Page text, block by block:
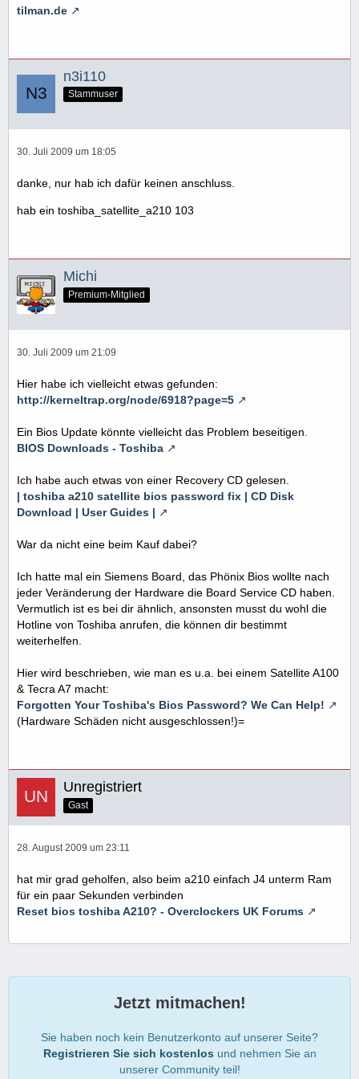
tilman.de
n3i110
Stammuser
30. Juli 2009 um 18:05
danke, nur hab ich dafür keinen anschluss.
hab ein toshiba_satellite_a210 103
Michi
Premium-Mitglied
30. Juli 2009 um 21:09
Hier habe ich vielleicht etwas gefunden:
http://kerneltrap.org/node/6918?page=5
Ein Bios Update könnte vielleicht das Problem beseitigen.
BIOS Downloads - Toshiba
Ich habe auch etwas von einer Recovery CD gelesen.
| toshiba a210 satellite bios password fix | CD Disk
Download | User Guides |
War da nicht eine beim Kauf dabei?
Ich hatte mal ein Siemens Board, das Phönix Bios wollte nach
jeder Veränderung der Hardware die Board Service CD haben.
Vermutlich ist es bei dir ähnlich, ansonsten musst du wohl die
Hotline von Toshiba anrufen, die können dir bestimmt
weiterhelfen.
Hier wird beschrieben, wie man es u.a. bei einem Satellite A100
& Tecra A7 macht:
Forgotten Your Toshiba's Bios Password? We Can Help!
(Hardware Schäden nicht ausgeschlossen!)=
Unregistriert
Gast
28. August 2009 um 23:11
hat mir grad geholfen, also beim a210 einfach J4 unterm Ram
für ein paar Sekunden verbinden
Reset bios toshiba A210? - Overclockers UK Forums
Jetzt mitmachen!
Sie haben noch kein Benutzerkonto auf unserer Seite?
Registrieren Sie sich kostenlos und nehmen Sie an
unserer Community teil!